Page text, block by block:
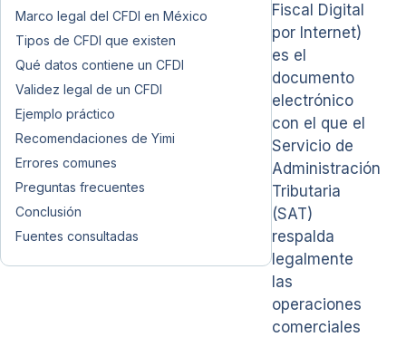
Marco legal del CFDI en México
Tipos de CFDI que existen
Qué datos contiene un CFDI
Validez legal de un CFDI
Ejemplo práctico
Recomendaciones de Yimi
Errores comunes
Preguntas frecuentes
Conclusión
Fuentes consultadas
Fiscal Digital
por Internet)
es el
documento
electrónico
con el que el
Servicio de
Administración
Tributaria
(SAT)
respalda
legalmente
las
operaciones
comerciales